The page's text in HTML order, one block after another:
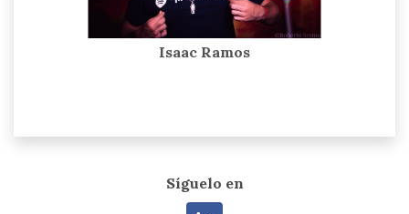
Isaac Ramos
Síguelo en